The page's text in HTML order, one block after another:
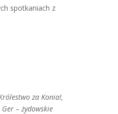
spotkaniach z
za Konia!,
Ger – żydowskie